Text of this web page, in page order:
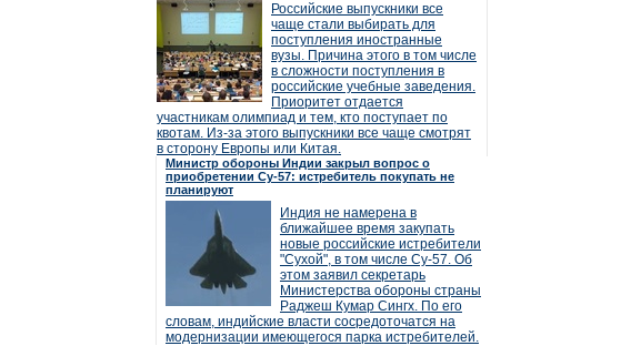
Российские выпускники все
чаще стали выбирать для
поступления иностранные
вузы. Причина этого в том числе
в сложности поступления в
российские учебные заведения.
Приоритет отдается
участникам олимпиад и тем, кто поступает по
квотам. Из-за этого выпускники все чаще смотрят
в сторону Европы или Китая.
Министр обороны Индии закрыл вопрос о
приобретении Су-57: истребитель покупать не
планируют
Индия не намерена в
ближайшее время закупать
новые российские истребители
"Сухой", в том числе Су-57. Об
этом заявил секретарь
Министерства обороны страны
Раджеш Кумар Сингх. По его
словам, индийские власти сосредоточатся на
модернизации имеющегося парка истребителей.